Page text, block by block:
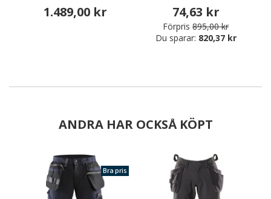
1.489,00 kr 74,63 kr
Förpris 895,00 kr
Du sparar: 820,37 kr
ANDRA HAR OCKSÅ KÖPT
Bra pris